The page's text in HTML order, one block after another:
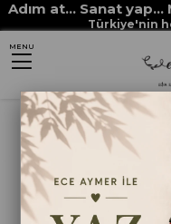
Adım at... Sanat
Türkiye'nin
MENU
Anasayfa HAM MALZEMELER
DUVAR PANOLARI KENARLI